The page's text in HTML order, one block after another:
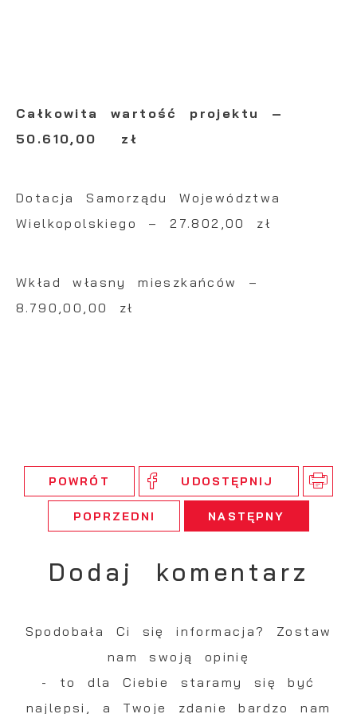
Całkowita wartość projektu –
50.610,00 zł
Dotacja Samorządu Województwa
Wielkopolskiego – 27.802,00 zł
Wkład własny mieszkańców –
8.790,00,00 zł
POWRÓT UDOSTĘPNIJ
POPRZEDNI NASTĘPNY
Dodaj komentarz
Spodobała Ci się informacja? Zostaw
nam swoją opinię
- to dla Ciebie staramy się być
najlepsi, a Twoje zdanie bardzo nam